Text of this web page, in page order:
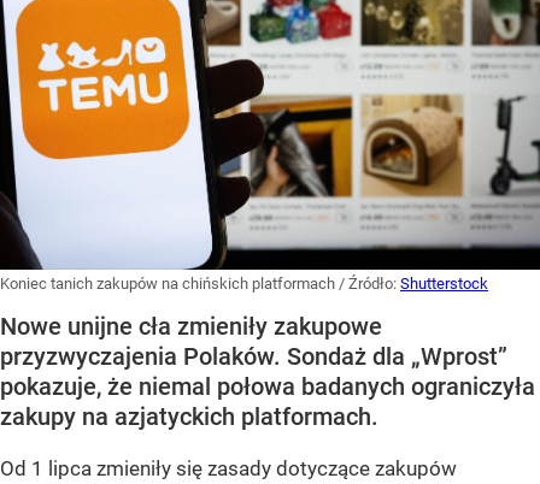
Koniec tanich zakupów na chińskich platformach / Źródło: Shutterstock
Nowe unijne cła zmieniły zakupowe
przyzwyczajenia Polaków. Sondaż dla „Wprost”
pokazuje, że niemal połowa badanych ograniczyła
zakupy na azjatyckich platformach.
Od 1 lipca zmieniły się zasady dotyczące zakupów